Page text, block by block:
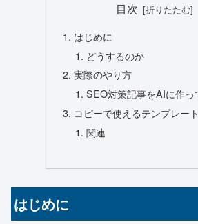
目次
はじめに
どうするのか
実際のやり方
SEO対策記事をAIに作っ
コピーで使えるテンプレー
関連
はじめに